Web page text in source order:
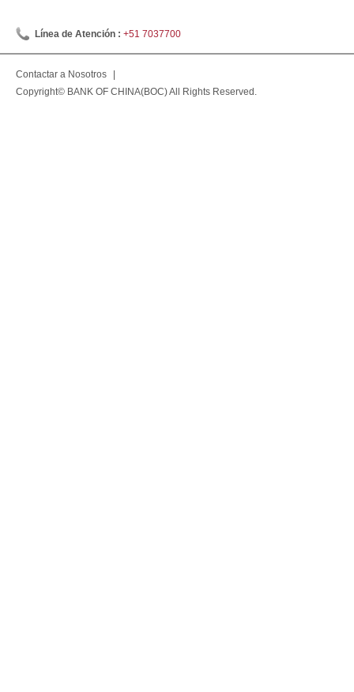
Línea de Atención : +51 7037700
Contactar a Nosotros
Copyright© BANK OF CHINA(BOC) All Rights Reserved.